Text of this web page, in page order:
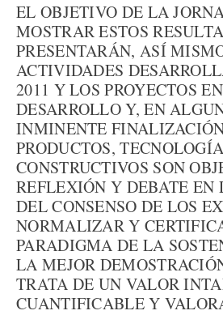
EL OBJETIVO DE LA
MOSTRAR ESTOS
PRESENTARÁN, ASÍ
ACTIVIDADES
2011 Y LOS PROYECTOS
DESARROLLO Y, EN
INMINENTE
PRODUCTOS,
CONSTRUCTIVOS SON
REFLEXIÓN Y DEBATE EN
DEL CONSENSO DE LOS
NORMALIZAR Y
PARADIGMA DE LA
LA MEJOR
TRATA DE UN VALOR
CUANTIFICABLE Y